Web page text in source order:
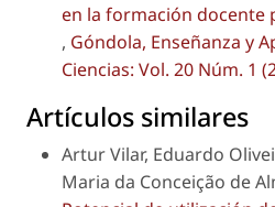
en la formación docente
, Góndola, Enseñanza y
Ciencias: Vol. 20 Núm. 1
Artículos similares
Artur Vilar, Eduardo
Maria da Conceição de